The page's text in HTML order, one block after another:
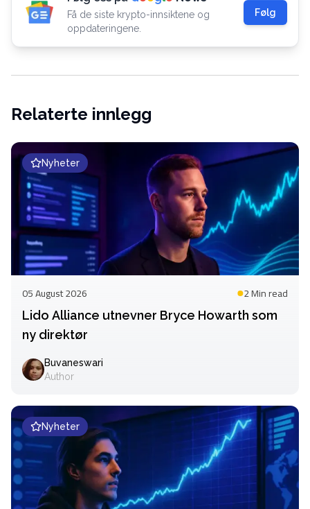
Få de siste krypto-innsiktene og
oppdateringene.
Følg
Relaterte innlegg
Nyheter
05 August 2026 2 Minread
Lido Alliance utnevner Bryce Howarth som
ny direktør
Buvaneswari
Author
Nyheter